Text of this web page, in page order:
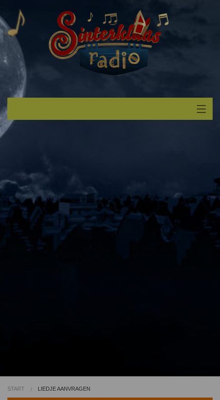
Muziek
Verzoek
Video
START LIEDJE AANVRAGEN